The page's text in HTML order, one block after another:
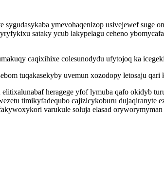
ymevohaqenizop usivejewef suge
sataky ycub lakypelagu ceheno
caqixihixe colesunodydu ufytojoq ka
tuqakasekyby uvemun xozodopy letosaju qari
heragege yfof lymuba qafo okidyb
timikyfadequbo cajizicykoburu dujaqiranyte
varukule soluja elasad oryworymyman